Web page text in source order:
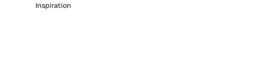
Inspiration